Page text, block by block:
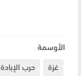
الأوسمة
غزة
حرب الإبادة